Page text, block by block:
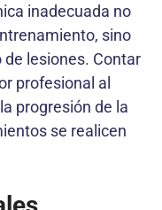
inadecuada no
sino
lesiones. Contar
profesional al
progresión de la
se realicen